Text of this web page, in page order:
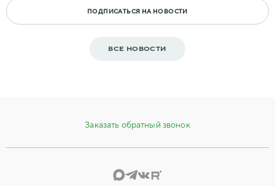
ПОДПИСАТЬСЯ НА НОВОСТИ
ВСЕ НОВОСТИ
Заказать обратный звонок